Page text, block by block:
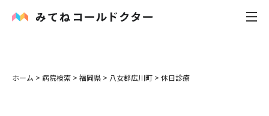
内科
ホーム > 病院検索 > 福岡県 > 八女郡広川町 > 休日診療